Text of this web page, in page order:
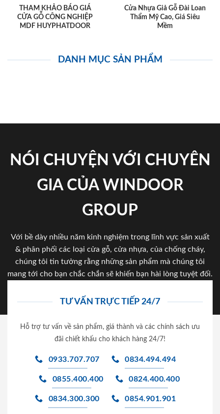
THAM KHẢO BÁO GIÁ
CỬA GỖ CÔNG NGHIỆP
MDF HUYPHATDOOR
Cửa Nhựa Giả Gỗ Đài Loan
Thẩm Mỹ Cao, Giá Siêu
Mềm
DANH MỤC SẢN PHẨM
NÓI CHUYỆN VỚI CHUYÊN
GIA CỦA WINDOOR
GROUP
Với bề dày nhiều năm kinh nghiệm trong lĩnh vực sản xuất
& phân phối các loại cửa gỗ, cửa nhựa, của chống cháy,
chúng tôi tin tưởng rằng những sản phẩm mà chúng tôi
mang tới cho bạn chắc chắn sẽ khiến bạn hài lòng tuyệt đối.
TƯ VẤN TRỰC TIẾP 24/7
Hỗ trợ tư vấn về sản phẩm, giá thành và các chính sách ưu
đãi chiết khấu cho khách hàng 24/7!
0933.707.707 0834.494.494
0855.400.400 0824.400.400
0834.300.300 0854.901.901